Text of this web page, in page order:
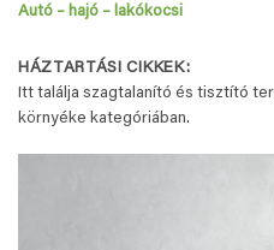
Autó – hajó – lakókocsi
HÁZTARTÁSI CIKKEK:
Itt találja szagtalanító és tisztító
környéke kategóriában.